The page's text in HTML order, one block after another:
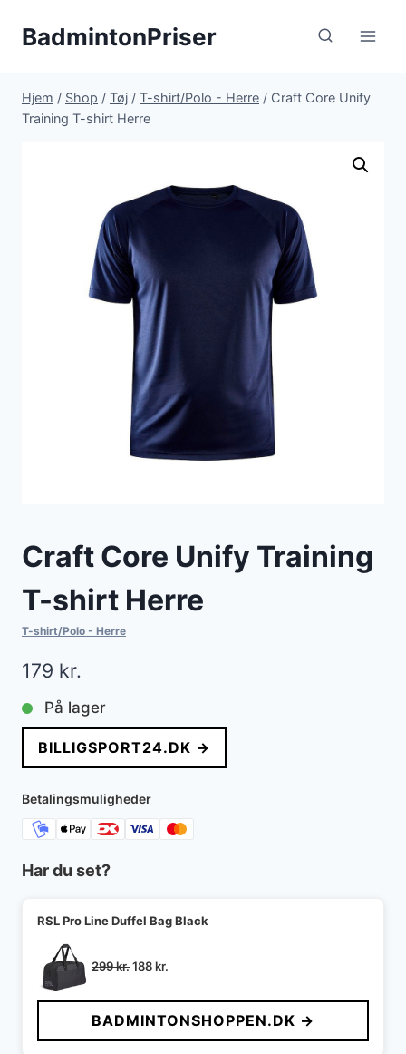
BadmintonPriser
Hjem / Shop / Tøj / T-shirt/Polo - Herre / Craft Core Unify
Training T-shirt Herre
Craft Core Unify Training
T-shirt Herre
T-shirt/Polo - Herre
179 kr.
På lager
BILLIGSPORT24.DK →
Betalingsmuligheder
Har du set?
RSL Pro Line Duffel Bag Black
299kr.Den
pris
var:
299 kr..
188kr.
pris
er:
188 kr..
BADMINTONSHOPPEN.DK →